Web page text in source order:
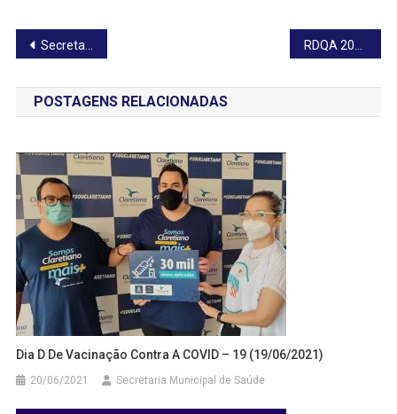
Navegação
de
Post
Secretaria Municipal de Saúde divulga seu Relatório Detalhado do Quadrimestre Anterior
POSTAGENS RELACIONADAS
Dia D De Vacinação Contra A COVID – 19 (19/06/2021)
20/06/2021 Secretaria Municipal de Saúde